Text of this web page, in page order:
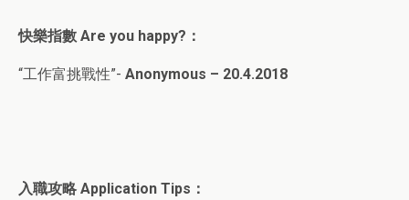
快樂指數 Are you happy? ：
“工作富挑戰性”- Anonymous – 20.4.2018
入職攻略 Application Tips ：